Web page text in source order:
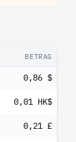
BETRAG
0,86 $
0,01 HK$
0,21 £